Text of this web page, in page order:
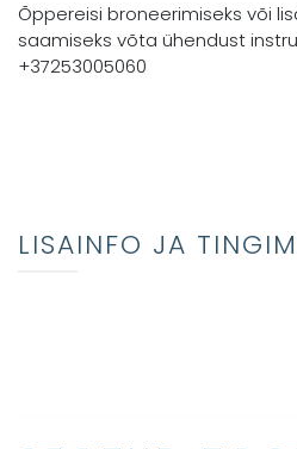
Õppereisi broneerimiseks või
saamiseks võta ühendust
+37253005060
LISAINFO JA